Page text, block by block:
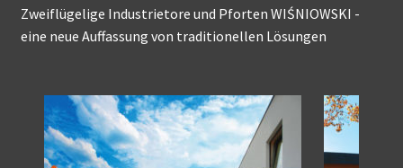
Zweiflügelige Industrietore und Pforten WIŚNIOWSKI -
eine neue Auffassung von traditionellen Lösungen